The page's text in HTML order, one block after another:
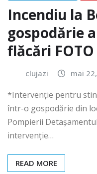
Incendiu la
gospodărie
flăcări FOTO
clujazi mai
*Intervenție pentru
într-o gospodărie din
Pompierii
intervenție…
READ MORE